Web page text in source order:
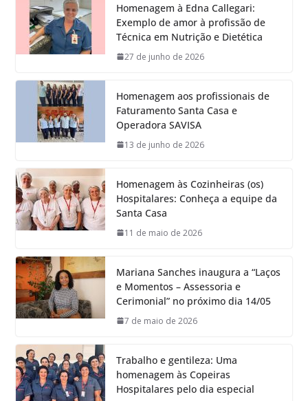
Homenagem à Edna Callegari:
Exemplo de amor à profissão de
Técnica em Nutrição e Dietética
27 de junho de 2026
Homenagem aos profissionais de
Faturamento Santa Casa e
Operadora SAVISA
13 de junho de 2026
Homenagem às Cozinheiras (os)
Hospitalares: Conheça a equipe da
Santa Casa
11 de maio de 2026
Mariana Sanches inaugura a “Laços
e Momentos – Assessoria e
Cerimonial” no próximo dia 14/05
7 de maio de 2026
Trabalho e gentileza: Uma
homenagem às Copeiras
Hospitalares pelo dia especial